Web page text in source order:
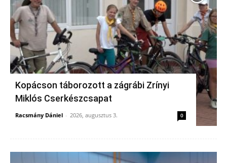
Kopácson táborozott a zágrábi Zrínyi
Miklós Cserkészcsapat
Racsmány Dániel - 2026, augusztus 3. 0